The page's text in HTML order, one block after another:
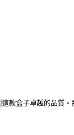
款盒子卓越的品質。